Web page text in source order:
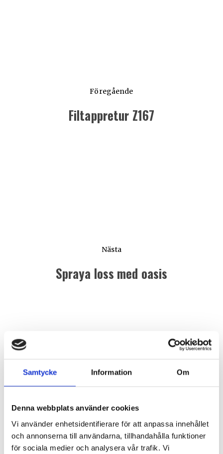
Samtycke Information Om
Denna webbplats använder cookies
Vi använder enhetsidentifierare för att anpassa innehållet
och annonserna till användarna, tillhandahålla funktioner
för sociala medier och analysera vår trafik. Vi
Föregående
Föregående
Filtappretur Z167
Nästa
Nästa
inlägg:
Spraya loss med oasis